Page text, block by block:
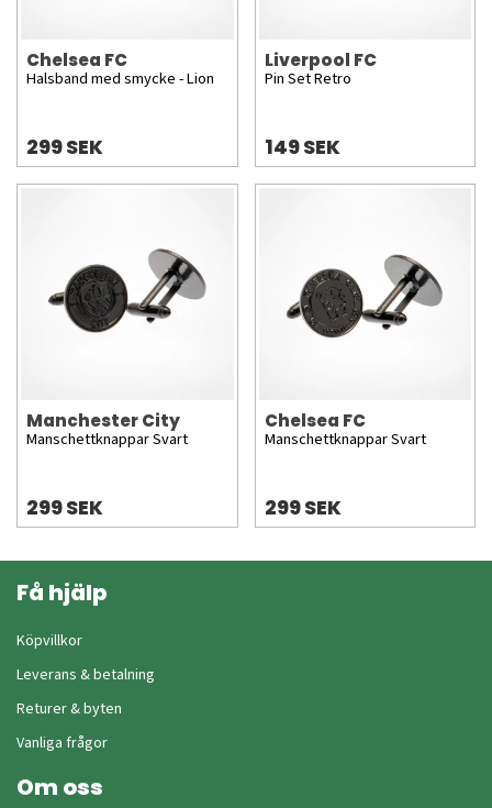
Chelsea FC
Halsband med smycke - Lion
299 SEK
Liverpool FC
Pin Set Retro
149 SEK
Manchester City
Manschettknappar Svart
299 SEK
Chelsea FC
Manschettknappar Svart
299 SEK
Få hjälp
Köpvillkor
Leverans & betalning
Returer & byten
Vanliga frågor
Om oss